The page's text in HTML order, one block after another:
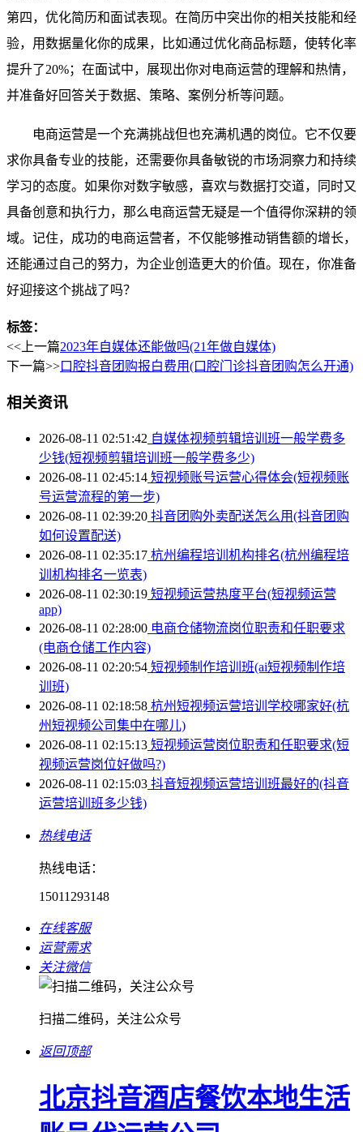
第四，优化简历和面试表现。在简历中突出你的相关技能和经
验，用数据量化你的成果，比如通过优化商品标题，使转化率
提升了20%；在面试中，展现出你对电商运营的理解和热情，
并准备好回答关于数据、策略、案例分析等问题。
电商运营是一个充满挑战但也充满机遇的岗位。它不仅要
求你具备专业的技能，还需要你具备敏锐的市场洞察力和持续
学习的态度。如果你对数字敏感，喜欢与数据打交道，同时又
具备创意和执行力，那么电商运营无疑是一个值得你深耕的领
域。记住，成功的电商运营者，不仅能够推动销售额的增长，
还能通过自己的努力，为企业创造更大的价值。现在，你准备
好迎接这个挑战了吗？
标签：
<<上一篇2023年自媒体还能做吗(21年做自媒体)
下一篇>>口腔抖音团购报白费用(口腔门诊抖音团购怎么开通)
相关资讯
2026-08-11 02:51:42 自媒体视频剪辑培训班一般学费多
少钱(短视频剪辑培训班一般学费多少)
2026-08-11 02:45:14 短视频账号运营心得体会(短视频账
号运营流程的第一步)
2026-08-11 02:39:20 抖音团购外卖配送怎么用(抖音团购
如何设置配送)
2026-08-11 02:35:17 杭州编程培训机构排名(杭州编程培
训机构排名一览表)
2026-08-11 02:30:19 短视频运营热度平台(短视频运营
app)
2026-08-11 02:28:00 电商仓储物流岗位职责和任职要求
(电商仓储工作内容)
2026-08-11 02:20:54 短视频制作培训班(ai短视频制作培
训班)
2026-08-11 02:18:58 杭州短视频运营培训学校哪家好(杭
州短视频公司集中在哪儿)
2026-08-11 02:15:13 短视频运营岗位职责和任职要求(短
视频运营岗位好做吗?)
2026-08-11 02:15:03 抖音短视频运营培训班最好的(抖音
运营培训班多少钱)
热线电话
热线电话：
15011293148
在线客服
运营需求
关注微信
扫描二维码，关注公众号
返回顶部
北京抖音酒店餐饮本地生活